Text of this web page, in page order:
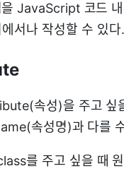
JavaScript 코드
서나 작성할 수 있
속성)을 주고 싶
속성명)과 다를
를 주고 싶을 때